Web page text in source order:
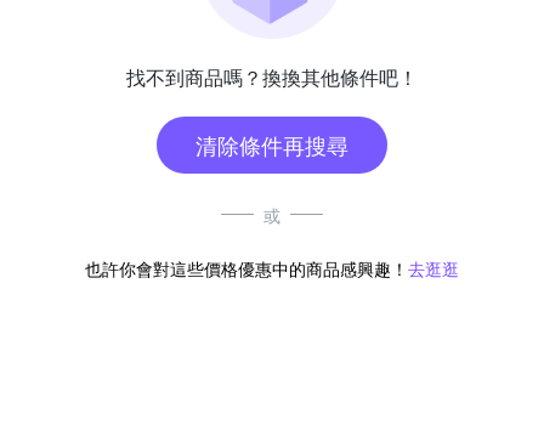
找不到商品嗎？換換其他條件吧！
清除條件再搜尋
或
也許你會對這些價格優惠中的商品感興趣！ 去逛逛